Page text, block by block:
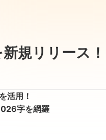
規リリース！
活用！
字を網羅